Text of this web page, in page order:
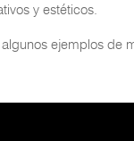
y estéticos.
ejemplos de